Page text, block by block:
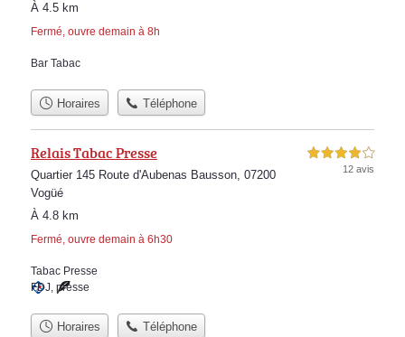
À 4.5 km
Fermé, ouvre demain à 8h
Bar Tabac
Horaires Téléphone
Relais Tabac Presse
Quartier 145 Route d'Aubenas Bausson, 07200
Vogüé
À 4.8 km
Fermé, ouvre demain à 6h30
4,0 étoiles sur 5
12 avis
Tabac Presse
FDJ, presse
Horaires Téléphone